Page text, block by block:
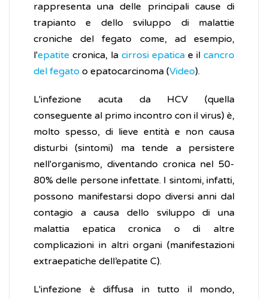
rappresenta una delle principali cause di
trapianto e dello sviluppo di malattie
croniche del fegato come, ad esempio,
l'epatite cronica, la cirrosi epatica e il cancro
del fegato o epatocarcinoma (Video).
L'infezione acuta da HCV (quella
conseguente al primo incontro con il virus) è,
molto spesso, di lieve entità e non causa
disturbi (sintomi) ma tende a persistere
nell'organismo, diventando cronica nel 50-
80% delle persone infettate. I sintomi, infatti,
possono manifestarsi dopo diversi anni dal
contagio a causa dello sviluppo di una
malattia epatica cronica o di altre
complicazioni in altri organi (manifestazioni
extraepatiche dell’epatite C).
L'infezione è diffusa in tutto il mondo,